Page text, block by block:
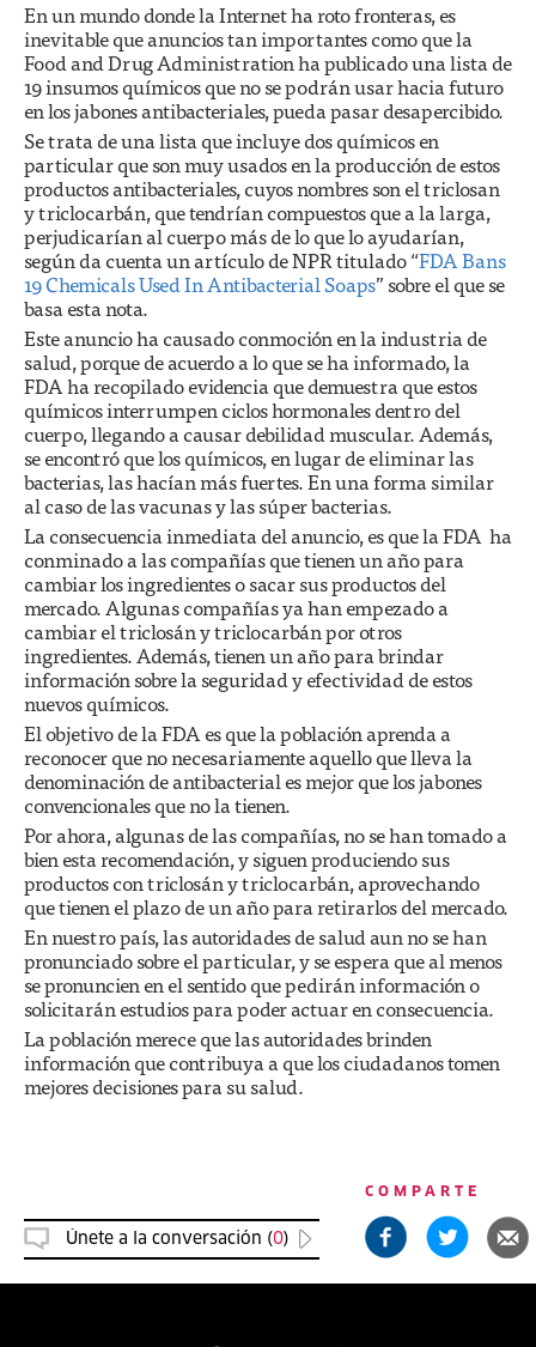
En un mundo donde la Internet ha roto fronteras, es
inevitable que anuncios tan importantes como que la
Food and Drug Administration ha publicado una lista de
19 insumos químicos que no se podrán usar hacia futuro
en los jabones antibacteriales, pueda pasar desapercibido.
Se trata de una lista que incluye dos químicos en
particular que son muy usados en la producción de estos
productos antibacteriales, cuyos nombres son el triclosan
y triclocarbán, que tendrían compuestos que a la larga,
perjudicarían al cuerpo más de lo que lo ayudarían,
según da cuenta un artículo de NPR titulado “FDA Bans
19 Chemicals Used In Antibacterial Soaps” sobre el que se
basa esta nota.
Este anuncio ha causado conmoción en la industria de
salud, porque de acuerdo a lo que se ha informado, la
FDA ha recopilado evidencia que demuestra que estos
químicos interrumpen ciclos hormonales dentro del
cuerpo, llegando a causar debilidad muscular. Además,
se encontró que los químicos, en lugar de eliminar las
bacterias, las hacían más fuertes. En una forma similar
al caso de las vacunas y las súper bacterias.
La consecuencia inmediata del anuncio, es que la FDA ha
conminado a las compañías que tienen un año para
cambiar los ingredientes o sacar sus productos del
mercado. Algunas compañías ya han empezado a
cambiar el triclosán y triclocarbán por otros
ingredientes. Además, tienen un año para brindar
información sobre la seguridad y efectividad de estos
nuevos químicos.
El objetivo de la FDA es que la población aprenda a
reconocer que no necesariamente aquello que lleva la
denominación de antibacterial es mejor que los jabones
convencionales que no la tienen.
Por ahora, algunas de las compañías, no se han tomado a
bien esta recomendación, y siguen produciendo sus
productos con triclosán y triclocarbán, aprovechando
que tienen el plazo de un año para retirarlos del mercado.
En nuestro país, las autoridades de salud aun no se han
pronunciado sobre el particular, y se espera que al menos
se pronuncien en el sentido que pedirán información o
solicitarán estudios para poder actuar en consecuencia.
La población merece que las autoridades brinden
información que contribuya a que los ciudadanos tomen
mejores decisiones para su salud.
Únete a la conversación (0)
COMPARTE